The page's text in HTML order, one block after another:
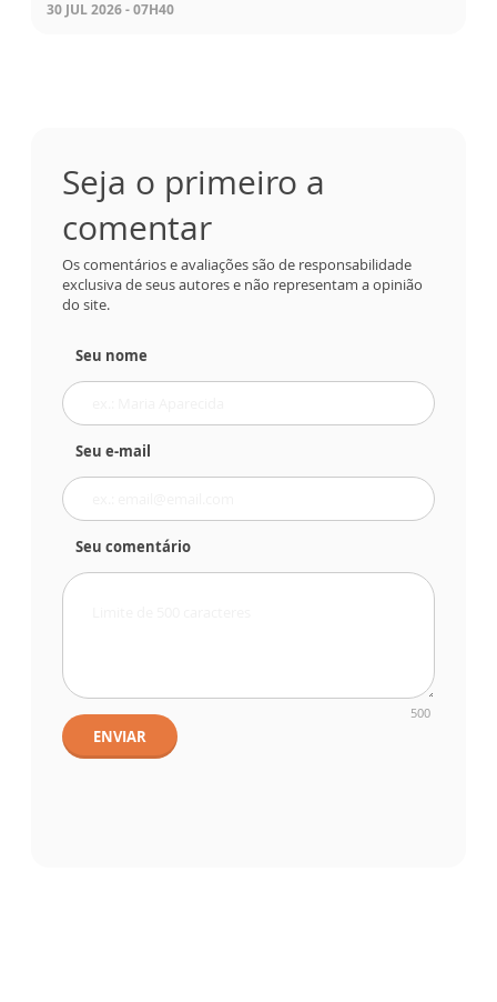
30 JUL 2026 - 07H40
Seja o primeiro a
comentar
Os comentários e avaliações são de responsabilidade
exclusiva de seus autores e não representam a opinião
do site.
Seu nome
Seu e-mail
Seu comentário
500
ENVIAR